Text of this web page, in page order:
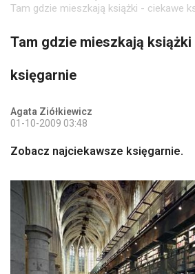
Tam gdzie mieszkają książki - ciekawe
Tam gdzie mieszkają
księgarnie
Agata Ziółkiewicz
01-10-2009 03:48
Zobacz najciekawsze księgarnie.